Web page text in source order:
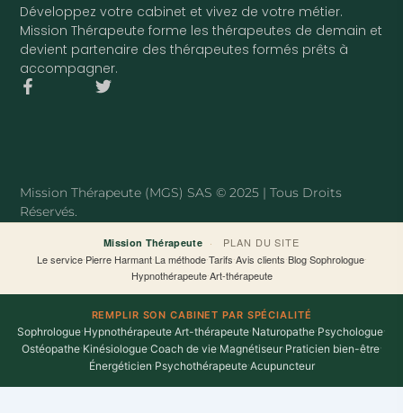
Développez votre cabinet et vivez de votre métier.
Mission Thérapeute forme les thérapeutes de demain et
devient partenaire des thérapeutes formés prêts à
accompagner.
F
k
-
T
Mission Thérapeute (MGS) SAS © 2025 | Tous Droits
Réservés.
Mission Thérapeute ·
PLAN DU SITE
Le service·Pierre Harmant·La méthode·Tarifs·Avis clients·Blog·Sophrologue·
Hypnothérapeute·Art-thérapeute
REMPLIR SON CABINET PAR SPÉCIALITÉ
Sophrologue·Hypnothérapeute·Art-thérapeute·Naturopathe·Psychologue·
Ostéopathe·Kinésiologue·Coach de vie·Magnétiseur·Praticien bien-être·
Énergéticien·Psychothérapeute·Acupuncteur